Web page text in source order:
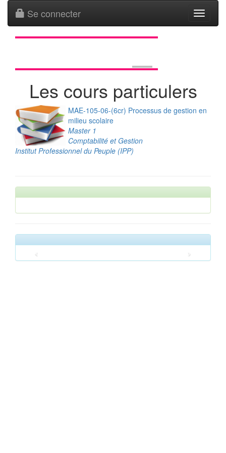
Toggle
Se connecter
Les cours particulers
MAE-105-06-(6cr) Processus de gestion en
milieu scolaire
Master 1
Comptabilité et Gestion
Institut Professionnel du Peuple (IPP)